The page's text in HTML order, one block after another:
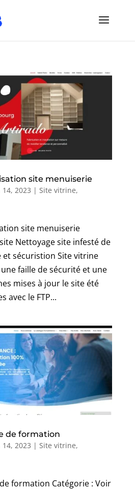
site menuiserie
14, 2023 | Site vitrine,
site menuiserie
Nettoyage site infesté de
sécuristion Site vitrine
faille de sécurité et une
mises à jour le site été
avec le FTP...
de formation
14, 2023 | Site vitrine,
formation Catégorie : Voir